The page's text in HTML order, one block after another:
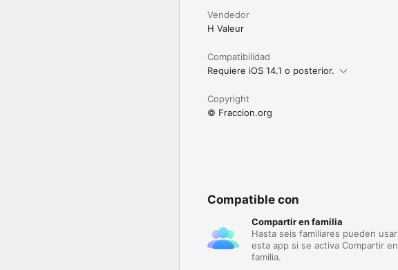
Vendedor
H Valeur
Compatibilidad
Requiere iOS 14.1 o posterior.
Copyright
© Fraccion.org
Compatible con
Compartir en familia
Hasta seis familiares pueden usar
esta app si se activa Compartir en
familia.